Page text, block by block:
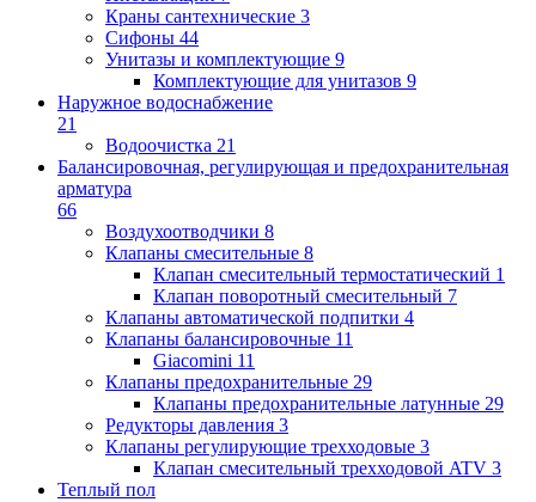
Краны сантехнические 3
Сифоны 44
Унитазы и комплектующие 9
Комплектующие для унитазов 9
Наружное водоснабжение
21
Водоочистка 21
Балансировочная, регулирующая и предохранительная
арматура
66
Воздухоотводчики 8
Клапаны cмесительные 8
Клапан cмесительный термостатический 1
Клапан поворотный cмесительный 7
Клапаны автоматической подпитки 4
Клапаны балансировочные 11
Giacomini 11
Клапаны предохранительные 29
Клапаны предохранительные латунные 29
Редукторы давления 3
Клапаны регулирующие трехходовые 3
Клапан смесительный трехходовой ATV 3
Теплый пол